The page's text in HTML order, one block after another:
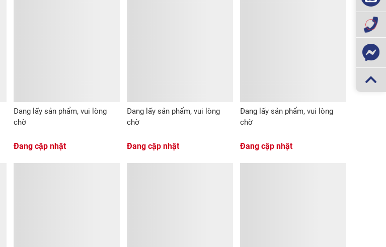
Đang lấy sản phẩm, vui lòng
chờ
Đang cập nhật
Đang lấy sản phẩm, vui lòng
chờ
Đang cập nhật
Đang lấy sản phẩm, vui lòng
chờ
Đang cập nhật